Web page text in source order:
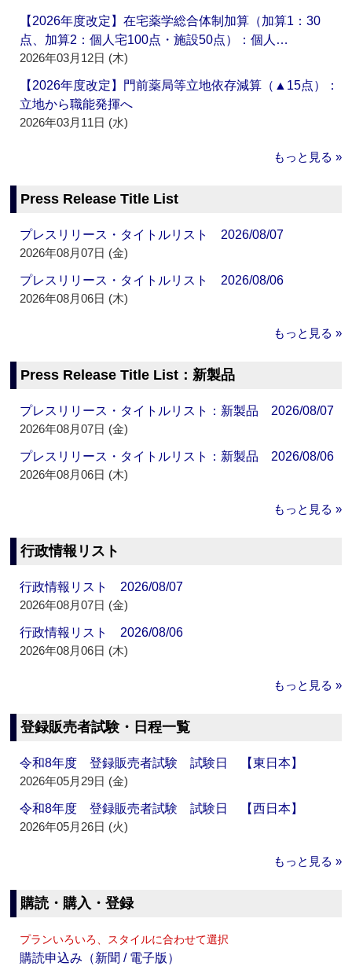
【2026年度改定】在宅薬学総合体制加算（加算1：30
点、加算2：個人宅100点・施設50点）：個人…
2026年03月12日 (木)
【2026年度改定】門前薬局等立地依存減算（▲15点）：
立地から職能発揮へ
2026年03月11日 (水)
もっと見る »
Press Release Title List
プレスリリース・タイトルリスト 2026/08/07
2026年08月07日 (金)
プレスリリース・タイトルリスト 2026/08/06
2026年08月06日 (木)
もっと見る »
Press Release Title List：新製品
プレスリリース・タイトルリスト：新製品 2026/08/07
2026年08月07日 (金)
プレスリリース・タイトルリスト：新製品 2026/08/06
2026年08月06日 (木)
もっと見る »
行政情報リスト
行政情報リスト 2026/08/07
2026年08月07日 (金)
行政情報リスト 2026/08/06
2026年08月06日 (木)
もっと見る »
登録販売者試験・日程一覧
令和8年度 登録販売者試験 試験日 【東日本】
2026年05月29日 (金)
令和8年度 登録販売者試験 試験日 【西日本】
2026年05月26日 (火)
もっと見る »
購読・購入・登録
プランいろいろ、スタイルに合わせて選択
購読申込み（新聞 / 電子版）